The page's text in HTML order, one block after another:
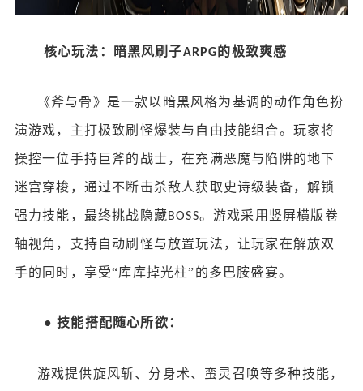
核心玩法：暗黑风刷子ARPG的极致爽感
《斧与骨》是一款以暗黑风格为基调的动作角色扮
演游戏，主打极致刷怪爆装与自由技能组合。玩家将
操控一位手持巨斧的战士，在充满恶魔与陷阱的地下
迷宫穿梭，通过不断击杀敌人获取史诗级装备，解锁
强力技能，最终挑战隐藏BOSS。游戏采用竖屏横版卷
轴视角，支持自动刷怪与放置玩法，让玩家在解放双
手的同时，享受“库库掉光柱”的多巴胺盛宴。
● 技能搭配随心所欲：
游戏提供旋风斩、分身术、蛮灵召唤等多种技能，